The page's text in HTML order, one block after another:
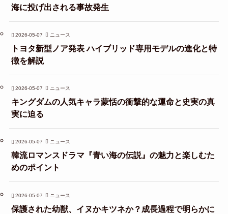
海に投げ出される事故発生
2026-05-07 ニュース
トヨタ新型ノア発表 ハイブリッド専用モデルの進化と特
徴を解説
2026-05-07 ニュース
キングダムの人気キャラ蒙恬の衝撃的な運命と史実の真
実に迫る
2026-05-07 ニュース
韓流ロマンスドラマ『青い海の伝説』の魅力と楽しむた
めのポイント
2026-05-07 ニュース
保護された幼獣、イヌかキツネか？成長過程で明らかに